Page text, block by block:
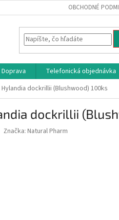
OBCHODNÉ
Doprava Telefonická objednávka
Hylandia dockrillii (Blushwood) 100ks
dockrillii
Značka: Natural Pharm